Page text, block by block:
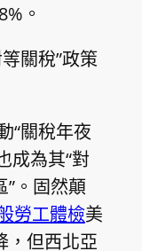
。
關稅”政策
“關稅年夜
成為其“對
”。固然顛
勞工體檢美
，但西北亞